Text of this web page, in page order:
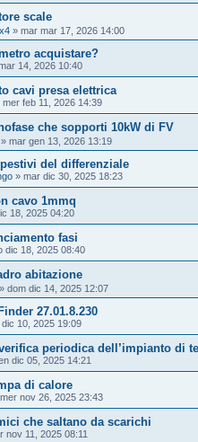
scale
» mar mar 17, 2026 14:00
acquistare?
14, 2026 10:40
cavi presa elettrica
mer feb 11, 2026 14:39
che sopporti 10kW di FV
» mar gen 13, 2026 13:19
del differenziale
» mar dic 30, 2025 18:23
cavo 1mmq
18, 2025 04:20
fasi
dic 18, 2025 08:40
abitazione
» dom dic 14, 2025 12:07
27.01.8.230
10, 2025 19:09
periodica dell’impianto di
dic 05, 2025 14:21
di calore
mer nov 26, 2025 23:43
che saltano da scarichi
nov 11, 2025 08:11